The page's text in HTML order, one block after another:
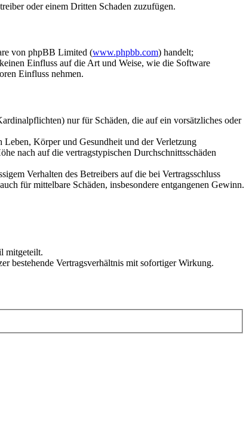
oder einem Dritten Schaden zuzufügen.
von phpBB Limited (www.phpbb.com) handelt;
Einfluss auf die Art und Weise, wie die Software
Einfluss nehmen.
nur für Schäden, die auf ein vorsätzliches oder
Leben, Körper und Gesundheit und der Verletzung
nach auf die vertragstypischen Durchschnittsschäden
Verhalten des Betreibers auf die bei Vertragsschluss
für mittelbare Schäden, insbesondere entgangenen Gewinn.
mitgeteilt.
bestehende Vertragsverhältnis mit sofortiger Wirkung.